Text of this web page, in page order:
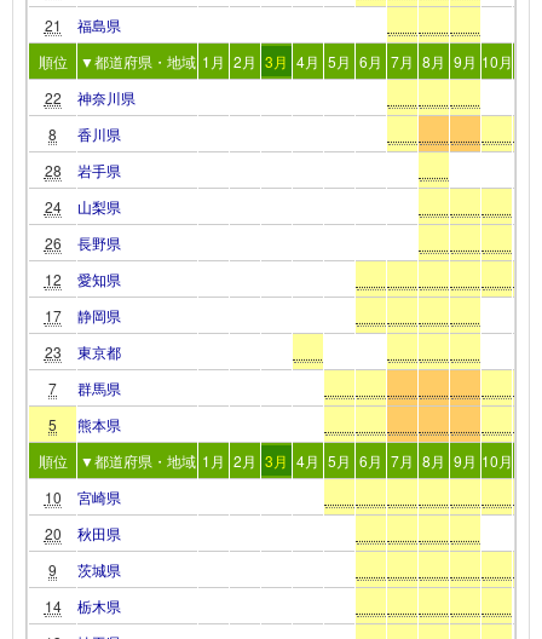
21
福島県
順位
▼都道府県・地域 1月 2月 3月 4月 5月 6月 7月 8月 9月 10月
22
神奈川県
8
香川県
28
岩手県
24
山梨県
26
長野県
12
愛知県
17
静岡県
23
東京都
7
群馬県
5
熊本県
順位
▼都道府県・地域 1月 2月 3月 4月 5月 6月 7月 8月 9月 10月
10
宮崎県
20
秋田県
9
茨城県
14
栃木県